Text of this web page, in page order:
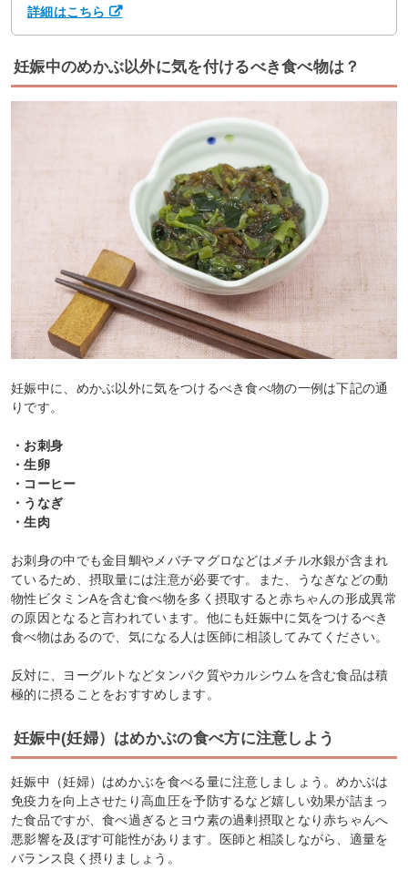
詳細はこちら
妊娠中のめかぶ以外に気を付けるべき食べ物は？
妊娠中に、めかぶ以外に気をつけるべき食べ物の一例は下記の通
りです。
・お刺身
・生卵
・コーヒー
・うなぎ
・生肉
お刺身の中でも金目鯛やメバチマグロなどはメチル水銀が含まれ
ているため、摂取量には注意が必要です。また、うなぎなどの動
物性ビタミンAを含む食べ物を多く摂取すると赤ちゃんの形成異常
の原因となると言われています。他にも妊娠中に気をつけるべき
食べ物はあるので、気になる人は医師に相談してみてください。
反対に、ヨーグルトなどタンパク質やカルシウムを含む食品は積
極的に摂ることをおすすめします。
妊娠中(妊婦）はめかぶの食べ方に注意しよう
妊娠中（妊婦）はめかぶを食べる量に注意しましょう。めかぶは
免疫力を向上させたり高血圧を予防するなど嬉しい効果が詰まっ
た食品ですが、食べ過ぎるとヨウ素の過剰摂取となり赤ちゃんへ
悪影響を及ぼす可能性があります。医師と相談しながら、適量を
バランス良く摂りましょう。